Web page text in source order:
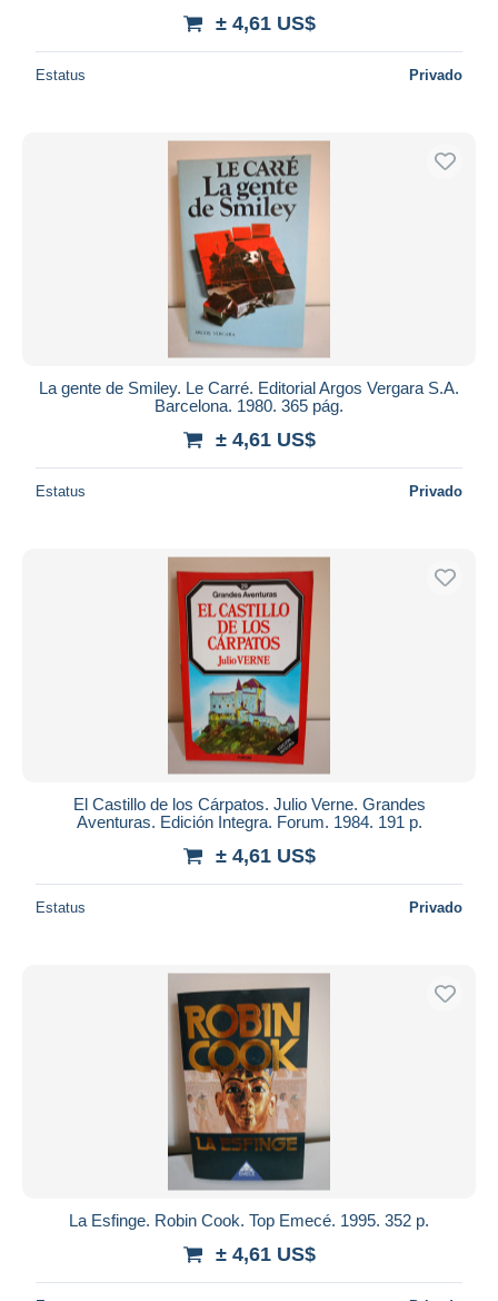
± 4,61 US$
Estatus Privado
La gente de Smiley. Le Carré. Editorial Argos Vergara S.A.
Barcelona. 1980. 365 pág.
± 4,61 US$
Estatus Privado
El Castillo de los Cárpatos. Julio Verne. Grandes
Aventuras. Edición Integra. Forum. 1984. 191 p.
± 4,61 US$
Estatus Privado
La Esfinge. Robin Cook. Top Emecé. 1995. 352 p.
± 4,61 US$